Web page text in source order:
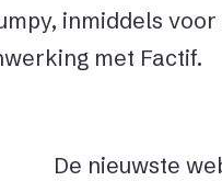
inmiddels voor
met Factif.
De nieuwste